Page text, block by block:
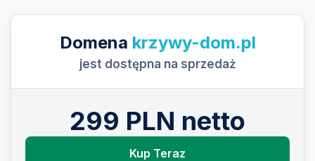
Domena krzywy-dom.pl
jest dostępna na sprzedaż
299 PLN netto
Kup Teraz